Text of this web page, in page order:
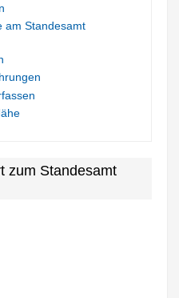
am Standesamt
zum Standesamt